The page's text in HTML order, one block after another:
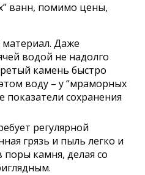
ванн, помимо цены,
Даже
водой не надолго
камень быстро
воду – у “мраморных
показатели сохранения
регулярной
грязь и пыль легко и
поры камня, делая со